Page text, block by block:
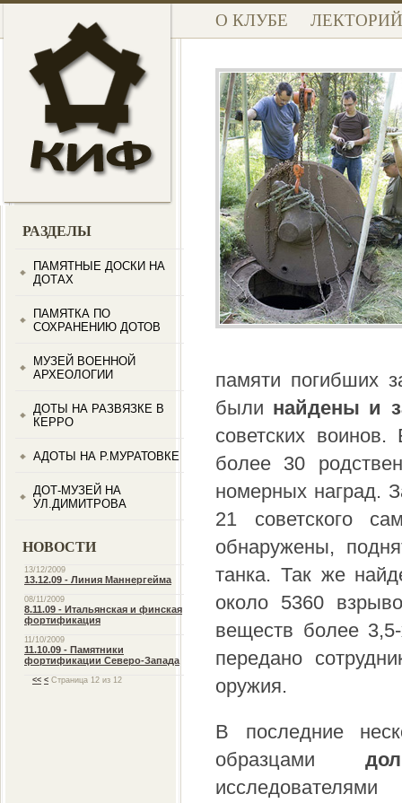
О КЛУБЕ
памяти погибших
были найдены и
советских
более 30
номерных наград.
21 советского
обнаружены,
танка. Так же
около 5360
веществ более
передано
оружия.
В последние
образцами
РАЗДЕЛЫ
ПАМЯТНЫЕ ДОСКИ НА
ДОТАХ
ПАМЯТКА ПО
СОХРАНЕНИЮ ДОТОВ
МУЗЕЙ ВОЕННОЙ
АРХЕОЛОГИИ
ДОТЫ НА РАЗВЯЗКЕ В
КЕРРО
АДОТЫ НА Р.МУРАТОВКЕ
ДОТ-МУЗЕЙ НА
УЛ.ДИМИТРОВА
НОВОСТИ
13/12/2009
13.12.09 - Линия Маннергейма
08/11/2009
8.11.09 - Итальянская и финская
фортификация
11/10/2009
11.10.09 - Памятники
фортификации Северо-Запада
<< < Страница 12 из 12